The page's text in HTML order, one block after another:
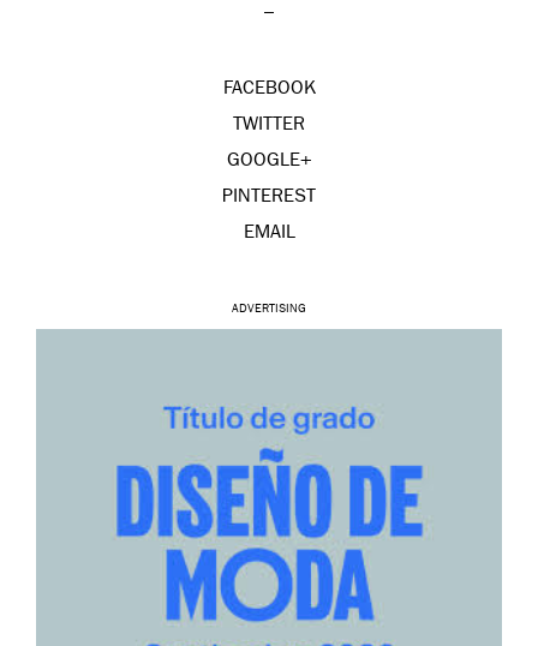
–
FACEBOOK
TWITTER
GOOGLE+
PINTEREST
EMAIL
ADVERTISING